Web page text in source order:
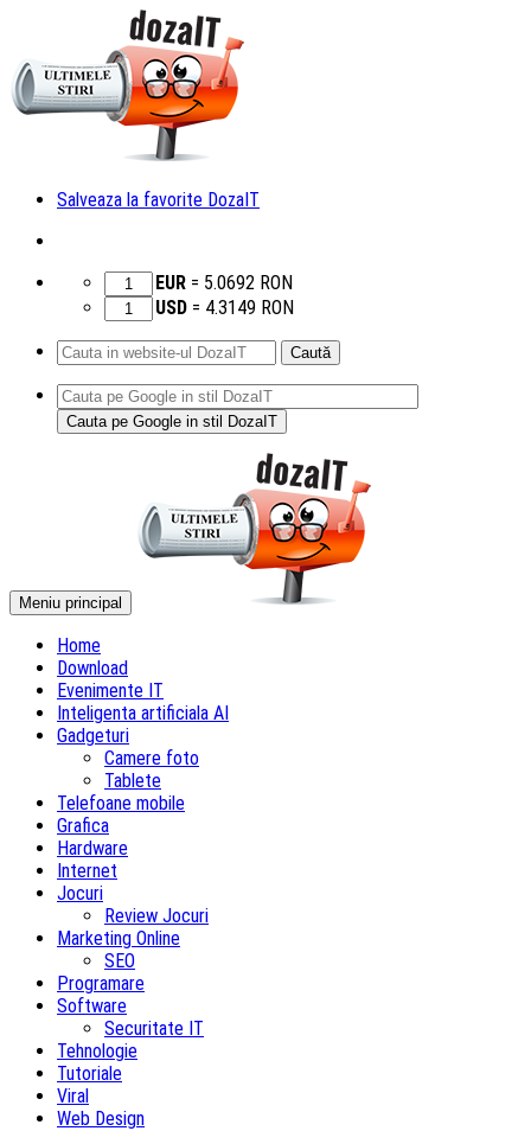
Salveaza la favorite DozaIT
EUR = 5.0692 RON
USD = 4.3149 RON
Caută
după:
Meniu principal
Home
Download
Evenimente IT
Inteligenta artificiala AI
Gadgeturi
Camere foto
Tablete
Telefoane mobile
Grafica
Hardware
Internet
Jocuri
Review Jocuri
Marketing Online
SEO
Programare
Software
Securitate IT
Tehnologie
Tutoriale
Viral
Web Design